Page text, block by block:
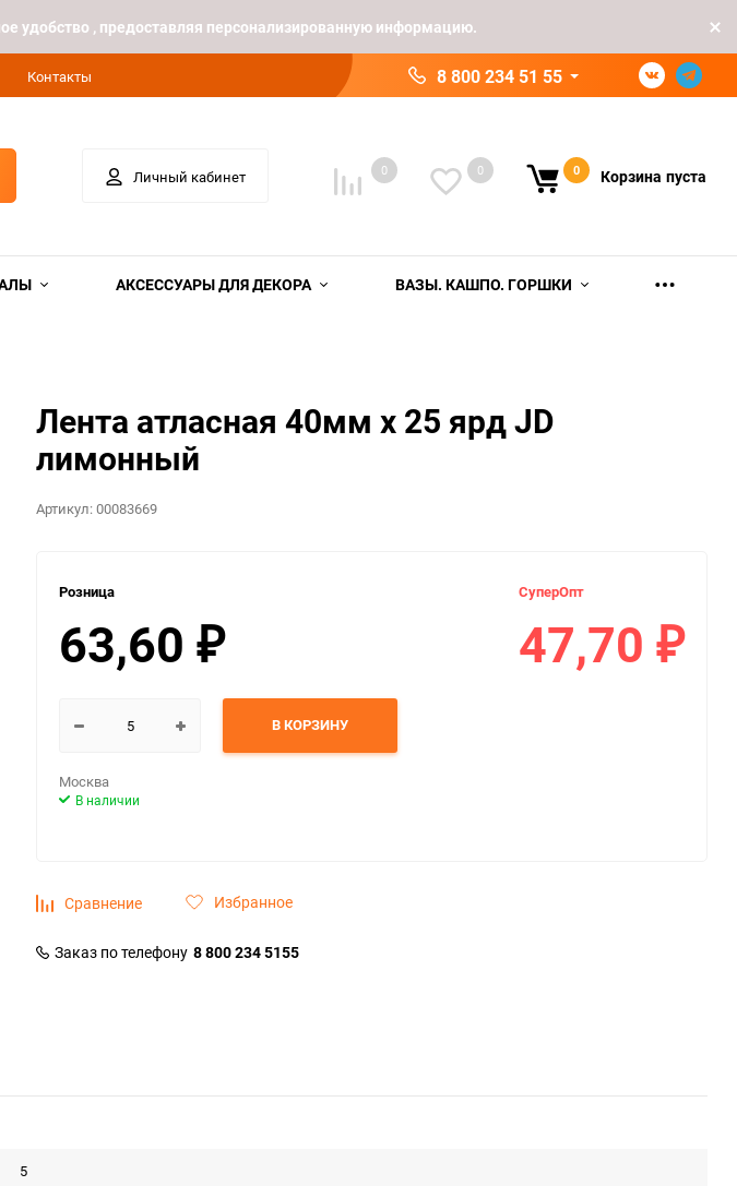
удобство , предоставляя персонализированную информацию.
Контакты 8 800 234 51 55
Личный кабинет 0 0 0 Корзина пуста
АКСЕССУАРЫ ДЛЯ ДЕКОРА ВАЗЫ. КАШПО. ГОРШКИ
Лента атласная 40мм х 25 ярд JD
лимонный
Артикул:00083669
Розница
63,60 ₽
СуперОпт
47,70 ₽
В КОРЗИНУ
Москва
В наличии
Сравнение Избранное
Заказ по телефону 8 800 234 5155
5